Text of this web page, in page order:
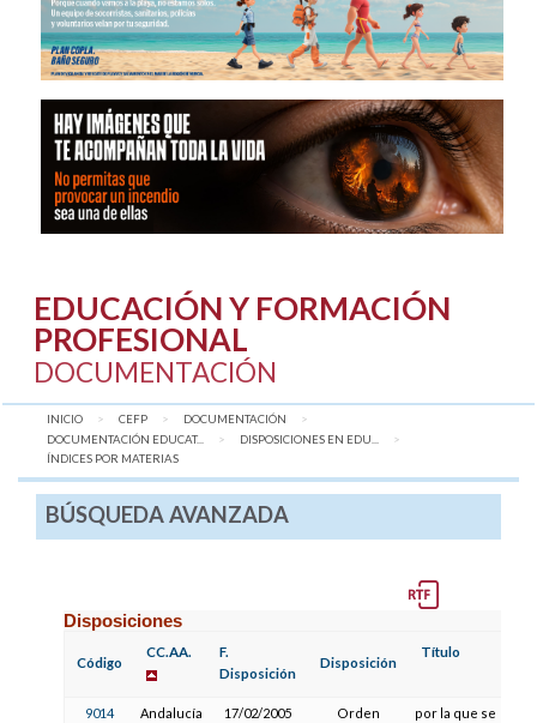
EDUCACIÓN Y FORMACIÓN
PROFESIONAL
DOCUMENTACIÓN
INICIO CEFP
DOCUMENTACIÓN
DOCUMENTACIÓN EDUCAT...
DISPOSICIONES EN EDU...
AQUÍ:
ÍNDICES POR MATERIAS
BÚSQUEDA AVANZADA
Disposiciones
Código
CC.AA.
F.
Disposición
Disposición
Título
9014 Andalucía 17/02/2005 Orden
por la que se